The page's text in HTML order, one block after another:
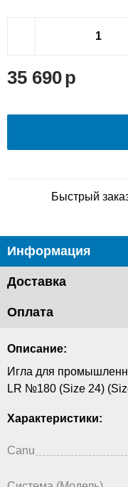
35 690
Быстрый
Информация
Доставка
Оплата
Описание:
Игла для
LR №180 (Size 24)
Характеристики:
Canu